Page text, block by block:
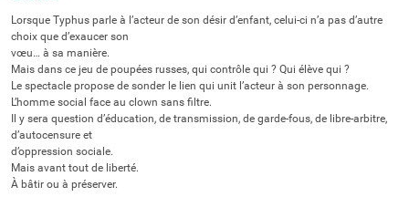
Lorsque Typhus parle à l’acteur de son désir d’enfant, celui-ci n’a pas d’autre
choix que d’exaucer son
vœu… à sa manière.
Mais dans ce jeu de poupées russes, qui contrôle qui ? Qui élève qui ?
Le spectacle propose de sonder le lien qui unit l’acteur à son personnage.
L’homme social face au clown sans filtre.
Il y sera question d’éducation, de transmission, de garde-fous, de libre-arbitre,
d’autocensure et
d’oppression sociale.
Mais avant tout de liberté.
À bâtir ou à préserver.